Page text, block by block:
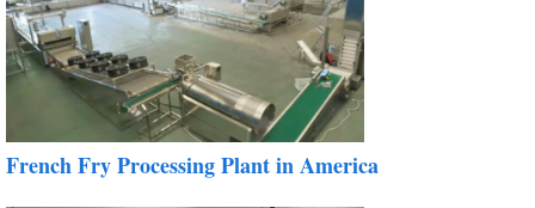
French Fry Processing Plant in America